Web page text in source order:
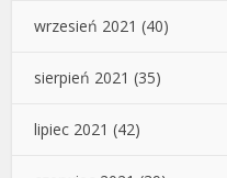
wrzesień 2021 (40)
sierpień 2021 (35)
lipiec 2021 (42)